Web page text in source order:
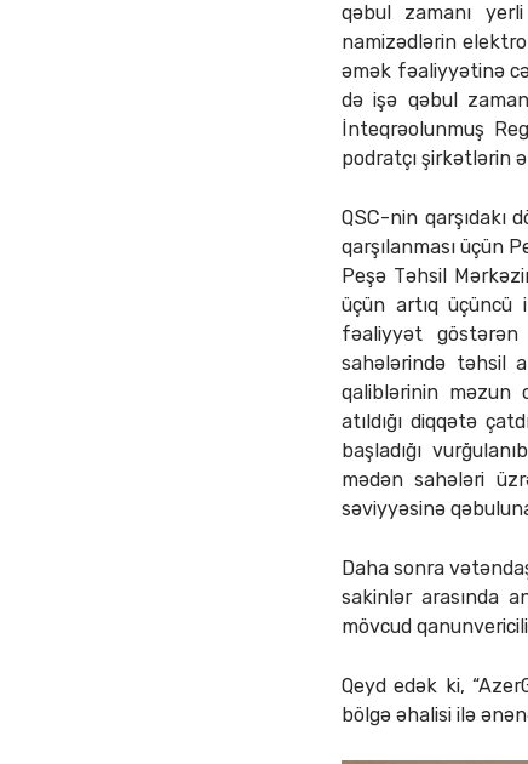
qəbul zamanı
namizədlərin
əmək fəaliyyətinə
də işə qəbul
İnteqrəolunmuş
podratçı şirkətlərin
QSC-nin qarşıdakı
qarşılanması üçün
Peşə Təhsil
üçün artıq üçüncü
fəaliyyət göstərən
sahələrində təhsil
qaliblərinin məzun
atıldığı diqqətə
başladığı
mədən sahələri
səviyyəsinə
Daha sonra
sakinlər arasında
mövcud
Qeyd edək ki,
bölgə əhalisi ilə